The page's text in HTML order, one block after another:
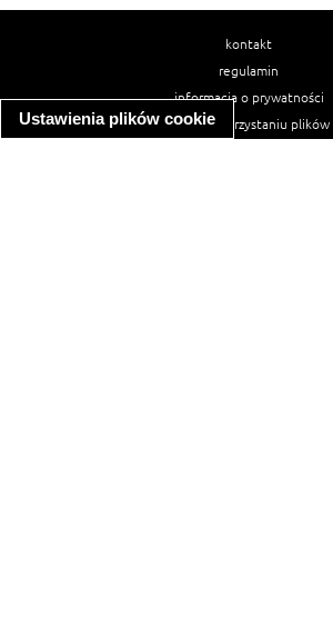
Ustawienia plików cookie
kontakt
regulamin
informacja o prywatności
informacja o wykorzystaniu plików